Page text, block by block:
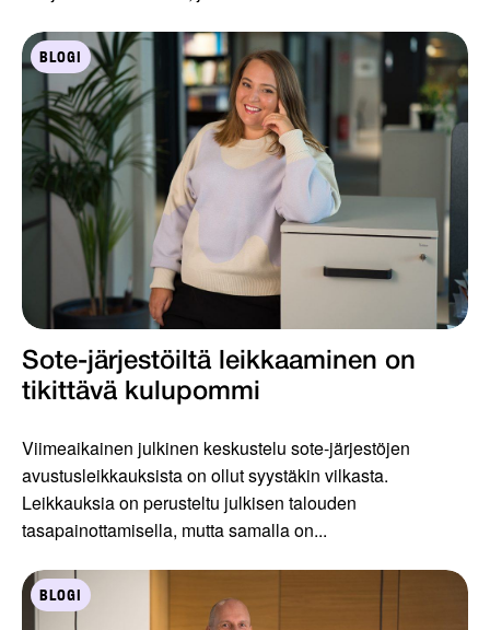
BLOGI
Sote-järjestöiltä leikkaaminen on
tikittävä kulupommi
Viimeaikainen julkinen keskustelu sote-järjestöjen
avustusleikkauksista on ollut syystäkin vilkasta.
Leikkauksia on perusteltu julkisen talouden
tasapainottamisella, mutta samalla on...
BLOGI